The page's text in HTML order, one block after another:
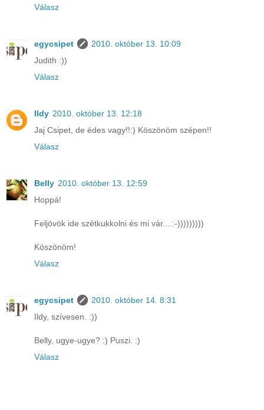
Válasz
egycsipet
2010. október 13. 10:09
Judith :))
Válasz
Ildy 2010. október 13. 12:18
Jaj Csipet, de édes vagy!!:) Köszönöm szépen!!
Válasz
Belly 2010. október 13. 12:59
Hoppá!
Feljövök ide szétkukkolni és mi vár....:-)))))))))
Köszönöm!
Válasz
egycsipet
2010. október 14. 8:31
Ildy, szívesen. :))
Belly, ugye-ugye? :) Puszi. :)
Válasz